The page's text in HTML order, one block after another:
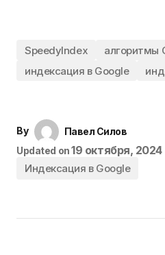
SpeedyIndex
алгоритмы
индексация в Google
By
Павел Силов
Updated on 19 октября, 2024
Индексация в Google